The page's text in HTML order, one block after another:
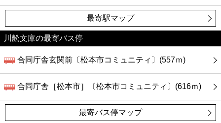
最寄駅マップ
川舩文庫の最寄バス停
合同庁舎玄関前〔松本市コミュニティ〕(557ｍ)
合同庁舎［松本市］〔松本市コミュニティ〕(616ｍ)
最寄バス停マップ